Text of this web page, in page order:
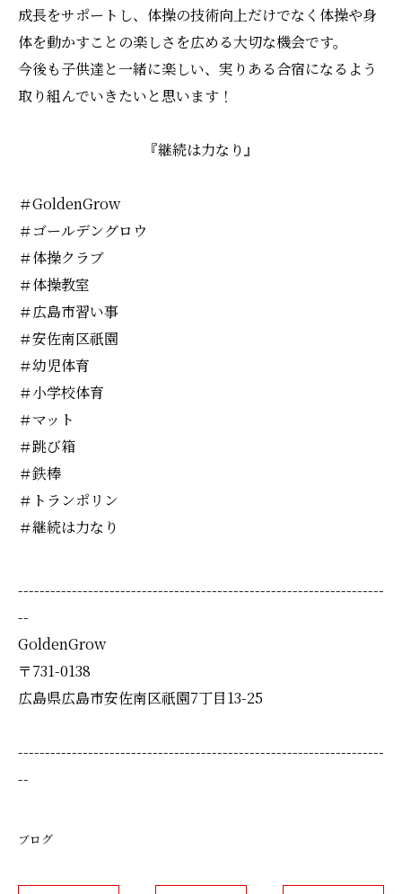
成長をサポートし、体操の技術向上だけでなく体操や身
体を動かすことの楽しさを広める大切な機会です。
今後も子供達と一緒に楽しい、実りある合宿になるよう
取り組んでいきたいと思います！
『継続は力なり』
＃GoldenGrow
＃ゴールデングロウ
＃体操クラブ
＃体操教室
＃広島市習い事
＃安佐南区祇園
＃幼児体育
＃小学校体育
＃マット
＃跳び箱
＃鉄棒
＃トランポリン
＃継続は力なり
--------------------------------------------------------------------
--
GoldenGrow
〒731-0138
広島県広島市安佐南区祇園7丁目13-25
--------------------------------------------------------------------
--
ブログ